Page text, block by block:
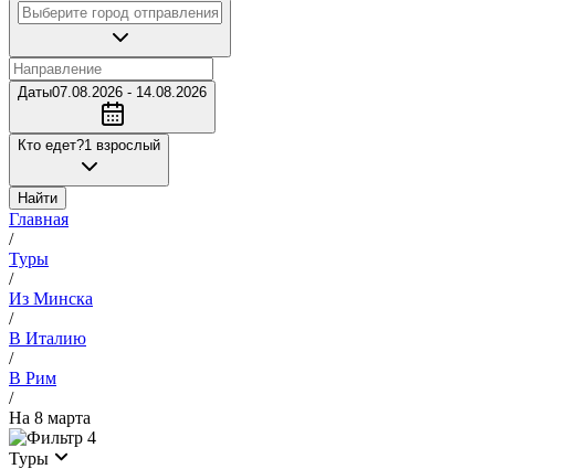
Даты07.08.2026 - 14.08.2026
Кто едет?1 взрослый
Найти
Главная
/
Туры
/
Из Минска
/
В Италию
/
В Рим
/
На 8 марта
4
Туры